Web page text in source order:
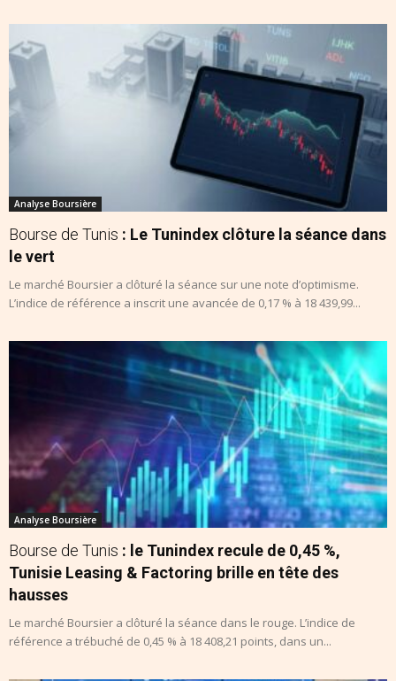
Analyse Boursière
Bourse de Tunis : Le Tunindex clôture la séance dans
le vert
Le marché Boursier a clôturé la séance sur une note d’optimisme.
L’indice de référence a inscrit une avancée de 0,17 % à 18 439,99...
Analyse Boursière
Bourse de Tunis : le Tunindex recule de 0,45 %,
Tunisie Leasing & Factoring brille en tête des
hausses
Le marché Boursier a clôturé la séance dans le rouge. L’indice de
référence a trébuché de 0,45 % à 18 408,21 points, dans un...